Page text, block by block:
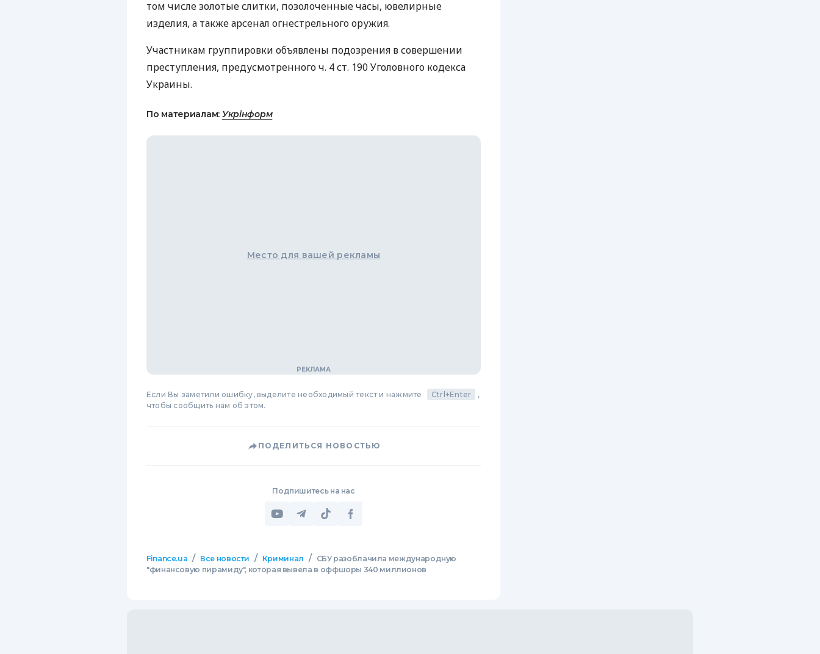
том числе золотые слитки, позолоченные часы, ювелирные
изделия, а также арсенал огнестрельного оружия.
Участникам группировки объявлены подозрения в совершении
преступления, предусмотренного ч. 4 ст. 190 Уголовного кодекса
Украины.
По материалам: Укрінформ
Место для вашей рекламы
Если Вы заметили ошибку, выделите необходимый текст и нажмите Ctrl+Enter
,
чтобы сообщить нам об этом.
ПОДЕЛИТЬСЯ НОВОСТЬЮ
Подпишитесь на нас
Finance.ua / Все новости / Криминал /
СБУ разоблачила международную
"финансовую пирамиду", которая вывела в оффшоры 340 миллионов